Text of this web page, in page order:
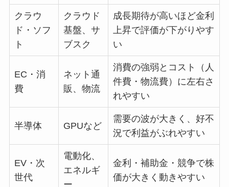
クラウ
ド・ソフ
ト
クラウド
基盤、サ
ブスク
成長期待が高いほど金利
上昇で評価が下がりやす
い
EC・消
費
ネット通
販、物流
消費の強弱とコスト（人
件費・物流費）に左右さ
れやすい
半導体 GPUなど
需要の波が大きく、好不
況で利益がぶれやすい
EV・次
世代
電動化、
エネルギ
ー
金利・補助金・競争で株
価が大きく動きやすい